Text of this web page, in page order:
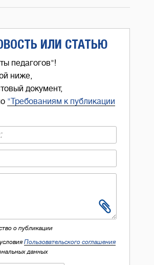
ИЛИ СТАТЬЮ
педагогов"!
ниже,
документ,
"Требованиям к публикации
о публикации
Пользовательского соглашения
данных